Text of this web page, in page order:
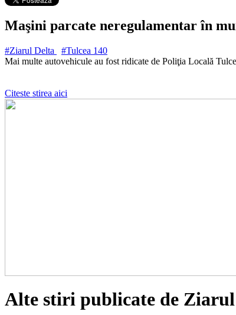
Maşini parcate neregulamentar în
#Ziarul Delta #Tulcea 140
Mai multe autovehicule au fost ridicate de Poliţia Locală
Citeste stirea aici
Alte stiri publicate de